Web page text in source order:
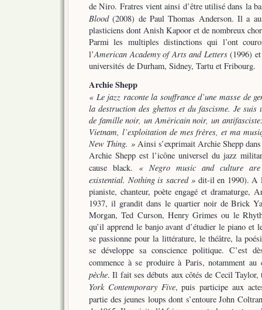
de Niro. Fratres vient ainsi d’être utilisé dans la
Blood(2008) de Paul Thomas Anderson. Il a
plasticiens dont Anish Kapoor et de nombreux
Parmi les multiples distinctions qui l’ont
l’American Academy of Arts and Letters(1996) et
universités de Durham, Sidney, Tartu et Fribourg.
Archie Shepp
« Le jazz raconte la souffrance d’une masse de
la destruction des ghettos et du fascisme. Je
de famille noir, un Américain noir, un
Vietnam, l’exploitation de mes frères, et ma
New Thing. » Ainsi s’exprimait Archie Shepp
Archie Shepp est l’icône universel du jazz
cause black. « Negro music and culture
existential. Nothing is sacred » dit-il en 1990). A
pianiste, chanteur, poète engagé et dramaturge,
1937, il grandit dans le quartier noir de Brick
Morgan, Ted Curson, Henry Grimes ou le
qu’il apprend le banjo avant d’étudier le piano et
se passionne pour la littérature, le théâtre, la
se développe sa conscience politique. C’est
commence à se produire à Paris, notamment
pèche. Il fait ses débuts aux côtés de Cecil
York Contemporary Five, puis participe aux
partie des jeunes loups dont s’entoure John